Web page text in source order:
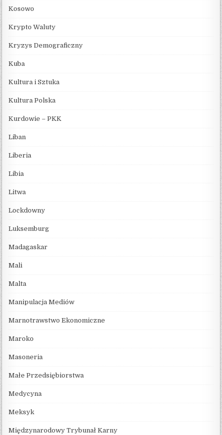
Kosowo
Krypto Waluty
Kryzys Demograficzny
Kuba
Kultura i Sztuka
Kultura Polska
Kurdowie – PKK
Liban
Liberia
Libia
Litwa
Lockdowny
Luksemburg
Madagaskar
Mali
Malta
Manipulacja Mediów
Marnotrawstwo Ekonomiczne
Maroko
Masoneria
Małe Przedsiębiorstwa
Medycyna
Meksyk
Międzynarodowy Trybunał Karny